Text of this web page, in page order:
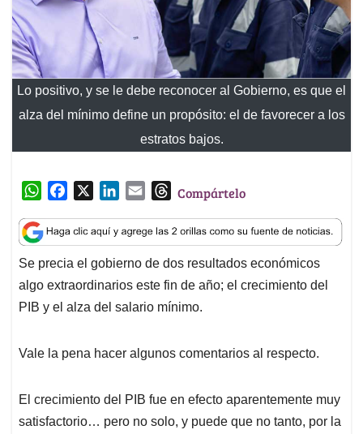
Lo positivo, y se le debe reconocer al Gobierno, es que el
alza del mínimo define un propósito: el de favorecer a los
estratos bajos.
W
a
t
s
A
p
c
e
b
o
o
n
k
e
d
I
a
i
l
T
r
e
a
d
s
Compártelo
Se precia el gobierno de dos resultados económicos
algo extraordinarios este fin de año; el crecimiento del
PIB y el alza del salario mínimo.
Vale la pena hacer algunos comentarios al respecto.
El crecimiento del PIB fue en efecto aparentemente muy
satisfactorio… pero no solo, y puede que no tanto, por la